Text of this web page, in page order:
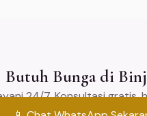
Butuh Bunga di
24/7. Konsultasi gratis,